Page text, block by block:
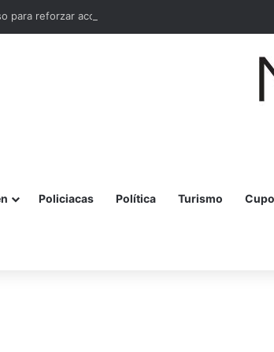
para reforzar acciones de prevención
Policiacas Política Turismo